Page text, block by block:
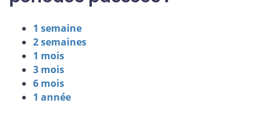
1 semaine
2 semaines
1 mois
3 mois
6 mois
1 année